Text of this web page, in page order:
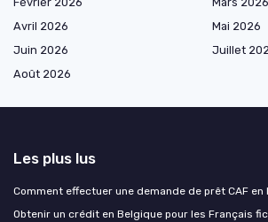
Avril 2026
Mai 2026
Juin 2026
Juillet
Août 2026
Les plus lus
Comment effectuer une demande de prêt CAF
Obtenir un crédit en Belgique pour les Français